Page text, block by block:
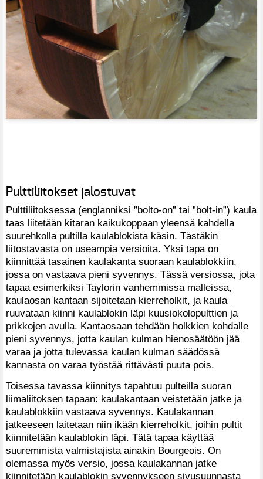
Pulttiliitokset jalostuvat
Pulttiliitoksessa (englanniksi ”bolto-on” tai ”bolt-in”) kaula
taas liitetään kitaran kaikukoppaan yleensä kahdella
suurehkolla pultilla kaulablokista käsin. Tästäkin
liitostavasta on useampia versioita. Yksi tapa on
kiinnittää tasainen kaulakanta suoraan kaulablokkiin,
jossa on vastaava pieni syvennys. Tässä versiossa, jota
tapaa esimerkiksi Taylorin vanhemmissa malleissa,
kaulaosan kantaan sijoitetaan kierreholkit, ja kaula
ruuvataan kiinni kaulablokin läpi kuusiokolopulttien ja
prikkojen avulla. Kantaosaan tehdään holkkien kohdalle
pieni syvennys, jotta kaulan kulman hienosäätöön jää
varaa ja jotta tulevassa kaulan kulman säädössä
kannasta on varaa työstää rittävästi puuta pois.
Toisessa tavassa kiinnitys tapahtuu pulteilla suoran
liimaliitoksen tapaan: kaulakantaan veistetään jatke ja
kaulablokkiin vastaava syvennys. Kaulakannan
jatkeeseen laitetaan niin ikään kierreholkit, joihin pultit
kiinnitetään kaulablokin läpi. Tätä tapaa käyttää
suuremmista valmistajista ainakin Bourgeois. On
olemassa myös versio, jossa kaulakannan jatke
kiinnitetään kaulablokin syvennykseen sivusuunnasta